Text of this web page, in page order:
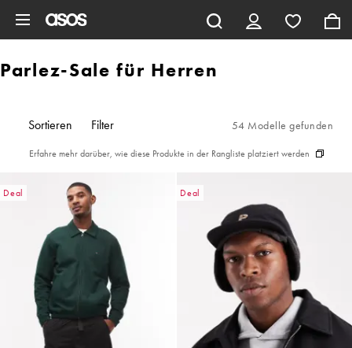
Parlez-Sale für Herren
Sortieren Filter 54 Modelle gefunden
Erfahre mehr darüber, wie diese Produkte in der Rangliste platziert werden
Deal Deal